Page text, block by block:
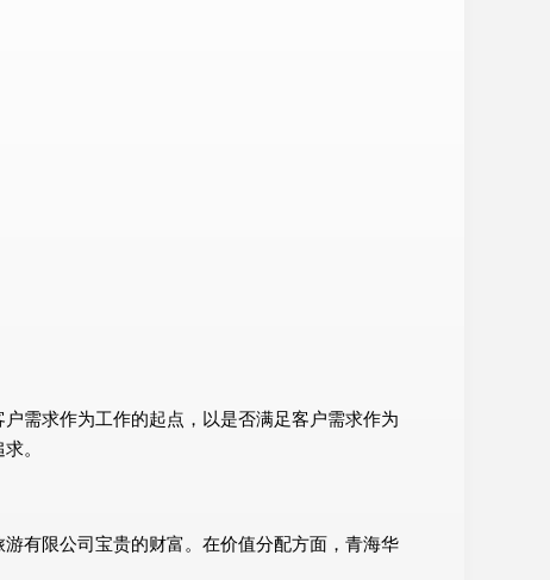
需求作为工作的起点，以是否满足客户需求作为
。
有限公司宝贵的财富。在价值分配方面，青海华